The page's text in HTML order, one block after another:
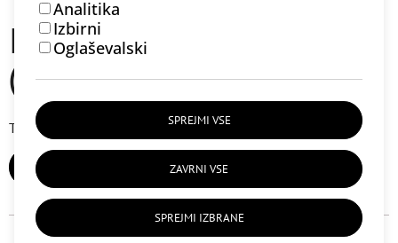
Analitika
Izbirni
Oglaševalski
SPREJMI VSE
ZAVRNI VSE
SPREJMI IZBRANE
Mnenja uporabnikov
(0)
Trenutno ni uporabniških mnenj.